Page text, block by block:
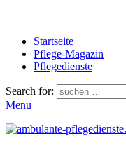
Startseite
Pflege-Magazin
Pflegedienste
Search for:
Menu